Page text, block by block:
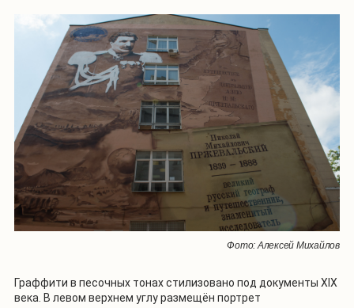
Фото: Алексей Михайлов
Граффити в песочных тонах стилизовано под документы XIX
века. В левом верхнем углу размещён портрет